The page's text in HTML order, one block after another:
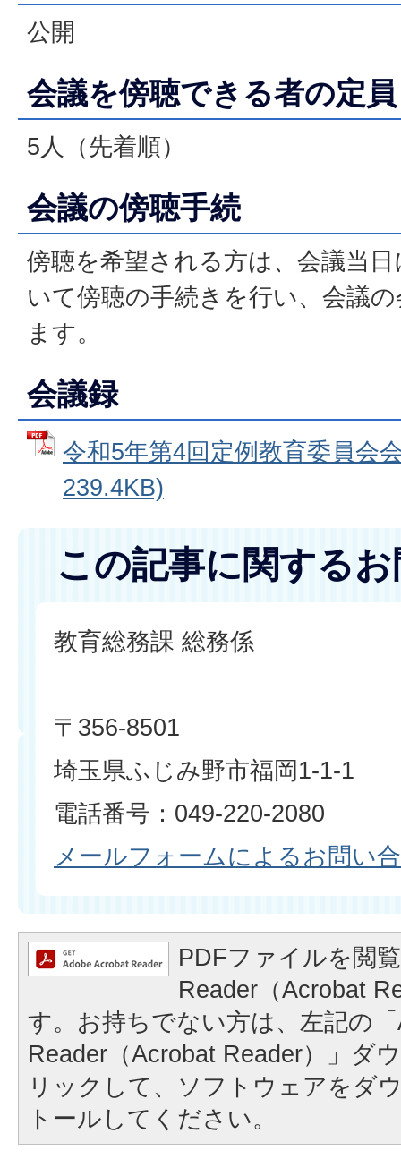
公開
会議を傍聴できる者の定員
5人（先着順）
会議の傍聴手続
傍聴を希望される方は、会議当
いて傍聴の手続きを行い、会議
ます。
会議録
令和5年第4回定例教育委員会
239.4KB)
この記事に関する
教育総務課 総務係
〒356-8501
埼玉県ふじみ野市福岡1-1-1
電話番号：049-220-2080
メールフォームによるお問い
PDFファイルを閲
Reader（Acrobat
す。お持ちでない方は、左記の
Reader（Acrobat Reader）」ダ
リックして、ソフトウェアをダ
トールしてください。